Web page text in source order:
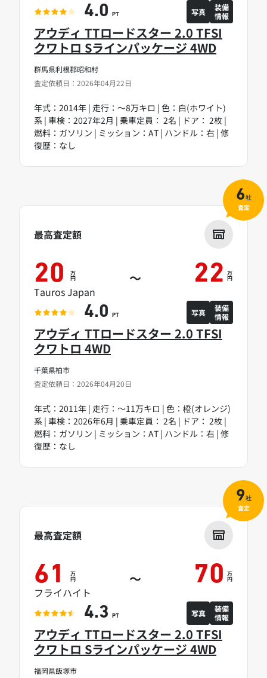
群馬県利根郡昭和村
査定依頼日：2026年04月22日
アウディ TTロードスター 2.0 TFSI
クワトロ Sラインパッケージ 4WD
年式：2014年 | 走行：～8万キロ | 色：白(ホワイト)
系 | 車検：2027年2月 | 乗車定員： 2名 | ドア： 2枚 |
燃料：ガソリン | ミッション：AT | ハンドル：右 | 修
復歴：なし
4.0 PT 写真
装備
情報
千葉県柏市
査定依頼日：2026年04月20日
アウディ TTロードスター 2.0 TFSI
クワトロ 4WD
年式：2011年 | 走行：～11万キロ | 色：橙(オレンジ)
系 | 車検：2026年6月 | 乗車定員： 2名 | ドア： 2枚 |
燃料：ガソリン | ミッション：AT | ハンドル：右 | 修
復歴：なし
最高査定額
20 万
円 ～ 22 万
円
Tauros Japan
4.0 PT 写真
装備
情報
6社
査定
福岡県飯塚市
アウディ TTロードスター 2.0 TFSI
クワトロ Sラインパッケージ 4WD
最高査定額
61 万
円 ～ 70 万
円
フライハイト
4.3 PT 写真
装備
情報
9社
査定